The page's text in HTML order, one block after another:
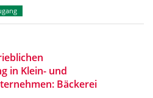
in Klein- und
Bäckerei